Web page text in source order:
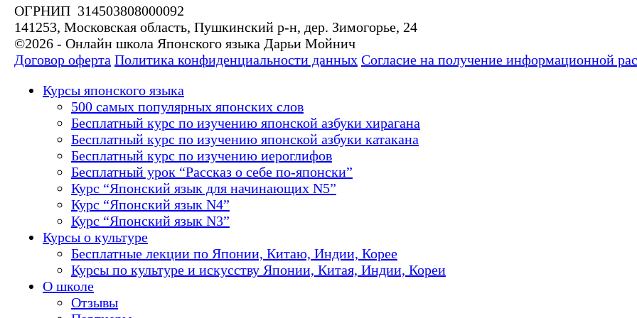
ОГРНИП 314503808000092
141253, Московская область, Пушкинский р-н, дер. Зимогорье, 24
©2026 - Онлайн школа Японского языка Дарьи Мойнич
Договор оферта Политика конфиденциальности данных Согласие на получение информационной
Курсы японского языка
500 самых популярных японских слов
Бесплатный курс по изучению японской азбуки хирагана
Бесплатный курс по изучению японской азбуки катакана
Бесплатный курс по изучению иероглифов
Бесплатный урок “Рассказ о себе по-японски”
Курс “Японский язык для начинающих N5”
Курс “Японский язык N4”
Курс “Японский язык N3”
Курсы о культуре
Бесплатные лекции по Японии, Китаю, Индии, Корее
Курсы по культуре и искусству Японии, Китая, Индии, Кореи
О школе
Отзывы